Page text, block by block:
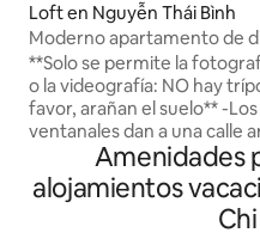
Loft en Nguyễn Thái Bình
Moderno apartamento de
impresionantes detalles
**Solo se permite la
o la videografía: NO hay
favor, arañan el suelo** -Los grandes
ventanales dan a una calle
tamarindo y al otro lado de
arquitectura de la época
francesa a solo unos pasos
de la ciudad más vibrante
Amenidades
alojamientos